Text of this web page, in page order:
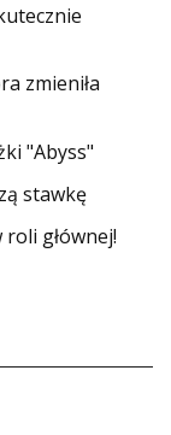
zmieniła
"Abyss"
stawkę
głównej!